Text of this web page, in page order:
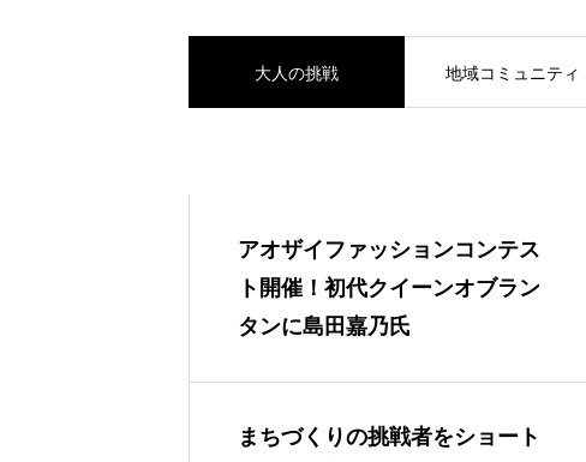
大人の挑戦 地域コミュニティ
アオザイファッションコンテス
ト開催！初代クイーンオブラン
タンに島田嘉乃氏
まちづくりの挑戦者をショート